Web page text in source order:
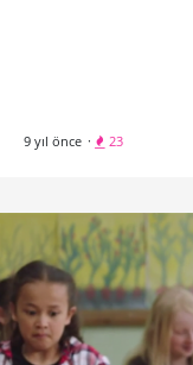
9 yıl önce · 23